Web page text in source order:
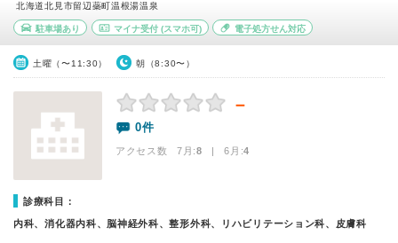
北海道北見市留辺蘂町温根湯温泉
駐車場あり マイナ受付(スマホ可) 電子処方せん対応
土曜（〜11:30） 朝（8:30〜）
－
0件
アクセス数 7月:8 | 6月:4
診療科目：
内科、消化器内科、脳神経外科、整形外科、リハビリテーション科、皮膚科